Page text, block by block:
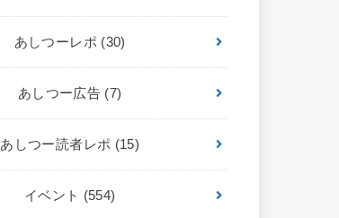
あしつーレポ (30)
あしつー広告 (7)
あしつー読者レポ (15)
イベント (554)